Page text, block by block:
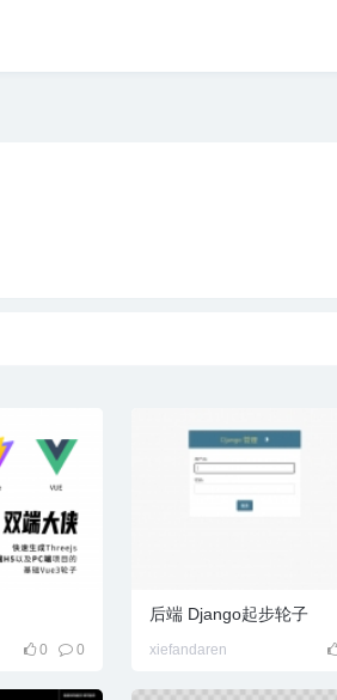
0 0
后端 Django起步轮子
xiefandaren